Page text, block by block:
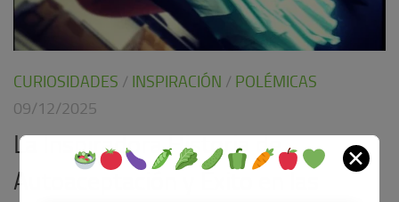
CURIOSIDADES / INSPIRACIÓN / POLÉMICAS
09/12/2025
La Inspiradora Historia de
Autoaceptación y Éxito en las
✕